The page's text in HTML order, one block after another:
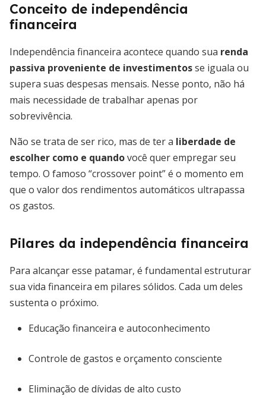
Conceito de independência
financeira
Independência financeira acontece quando sua renda
passiva proveniente de investimentosse iguala ou
supera suas despesas mensais. Nesse ponto, não há
mais necessidade de trabalhar apenas por
sobrevivência.
Não se trata de ser rico, mas de ter a liberdade de
escolher como e quandovocê quer empregar seu
tempo. O famoso “crossover point” é o momento em
que o valor dos rendimentos automáticos ultrapassa
os gastos.
Pilares da independência financeira
Para alcançar esse patamar, é fundamental estruturar
sua vida financeira em pilares sólidos. Cada um deles
sustenta o próximo.
Educação financeira e autoconhecimento
Controle de gastos e orçamento consciente
Eliminação de dívidas de alto custo